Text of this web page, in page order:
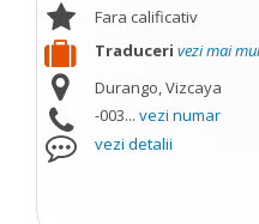
Fara calificativ
Traduceri vezi mai
Durango, Vizcaya
-003... vezi numar
vezi detalii